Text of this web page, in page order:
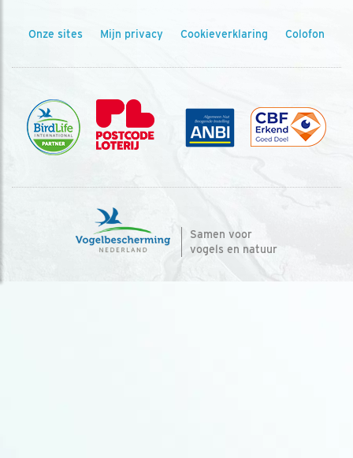
Onze sites Mijn privacy Cookieverklaring Colofon
Samen voor
vogels en natuur